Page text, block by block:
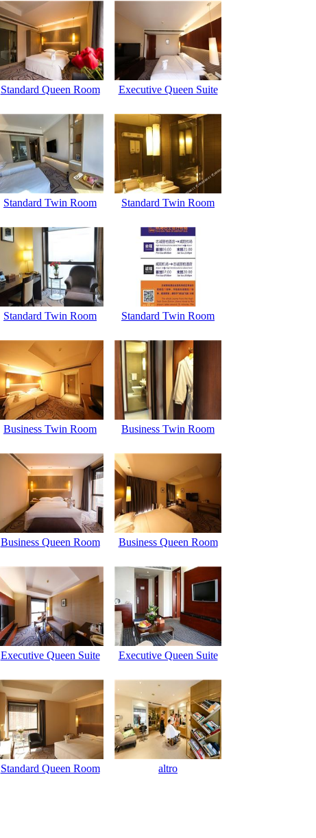
Standard Queen Room Executive Queen Suite
Standard Twin Room Standard Twin Room
Standard Twin Room Standard Twin Room
Business Twin Room Business Twin Room
Business Queen Room Business Queen Room
Executive Queen Suite Executive Queen Suite
Standard Queen Room altro